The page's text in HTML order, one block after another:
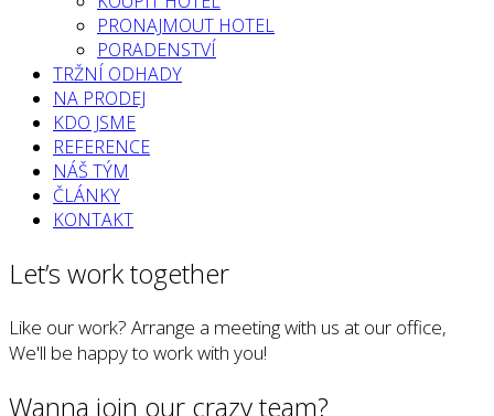
PRONAJMOUT HOTEL
PORADENSTVÍ
TRŽNÍ ODHADY
NA PRODEJ
KDO JSME
REFERENCE
NÁŠ TÝM
ČLÁNKY
KONTAKT
Let’s work together
Like our work? Arrange a meeting with us at our office,
We'll be happy to work with you!
Wanna join our crazy team?